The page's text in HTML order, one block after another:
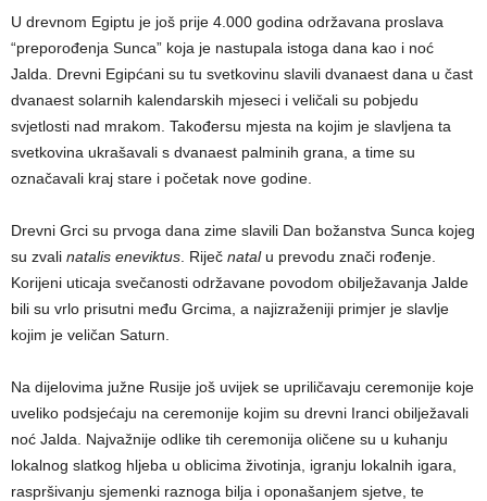
U drevnom Egiptu je još prije 4.000 godina održavana proslava
“preporođenja Sunca” koja je nastupala istoga dana kao i noć
Jalda. Drevni Egipćani su tu svetkovinu slavili dvanaest dana u čast
dvanaest solarnih kalendarskih mjeseci i veličali su pobjedu
svjetlosti nad mrakom. Takođersu mjesta na kojim je slavljena ta
svetkovina ukrašavali s dvanaest palminih grana, a time su
označavali kraj stare i početak nove godine.
Drevni Grci su prvoga dana zime slavili Dan božanstva Sunca kojeg
su zvali natalis eneviktus . Riječ natal u prevodu znači rođenje.
Korijeni uticaja svečanosti održavane povodom obilježavanja Jalde
bili su vrlo prisutni među Grcima, a najizraženiji primjer je slavlje
kojim je veličan Saturn.
Na dijelovima južne Rusije još uvijek se upriličavaju ceremonije koje
uveliko podsjećaju na ceremonije kojim su drevni Iranci obilježavali
noć Jalda. Najvažnije odlike tih ceremonija oličene su u kuhanju
lokalnog slatkog hljeba u oblicima životinja, igranju lokalnih igara,
raspršivanju sjemenki raznoga bilja i oponašanjem sjetve, te